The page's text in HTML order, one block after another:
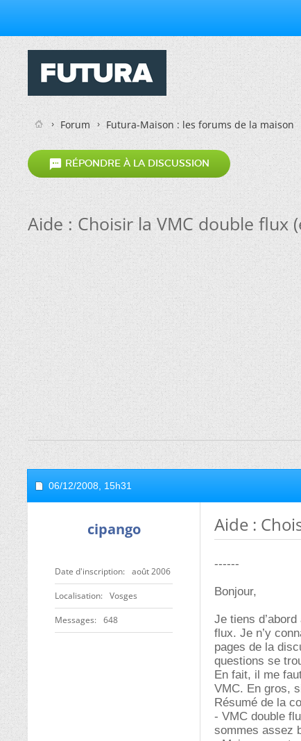
Forum Futura-Maison : les forums de la maison
 RÉPONDRE À LA DISCUSSION
Aide : Choisir la VMC double flux
06/12/2008, 15h31
cipango
Date d'inscription août 2006
Localisation Vosges
Messages 648
Aide :
------
Bonjour,
Je tiens
flux. Je n’y
pages de la
questions se
En fait, il me
VMC. En gros,
Résumé de la
- VMC double
sommes assez